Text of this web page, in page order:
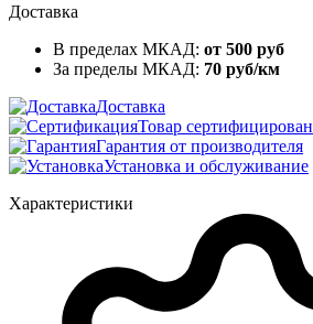
Доставка
В пределах МКАД: от 500 руб
За пределы МКАД: 70 руб/км
Доставка
Товар сертифицирован
Гарантия от производителя
Установка и обслуживание
Характеристики